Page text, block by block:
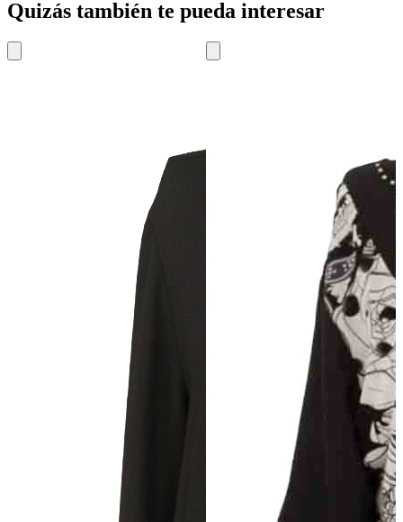
Quizás también te pueda interesar